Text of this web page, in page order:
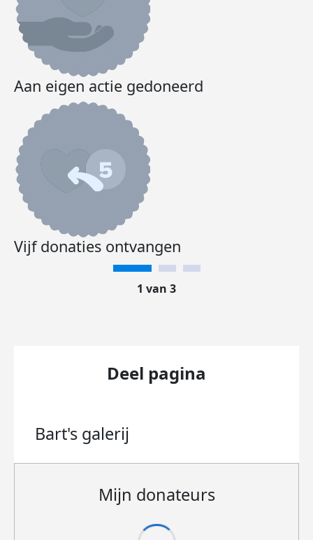
Aan eigen actie gedoneerd
Vijf donaties ontvangen
1 van 3
Deel pagina
Bart's galerij
Mijn donateurs